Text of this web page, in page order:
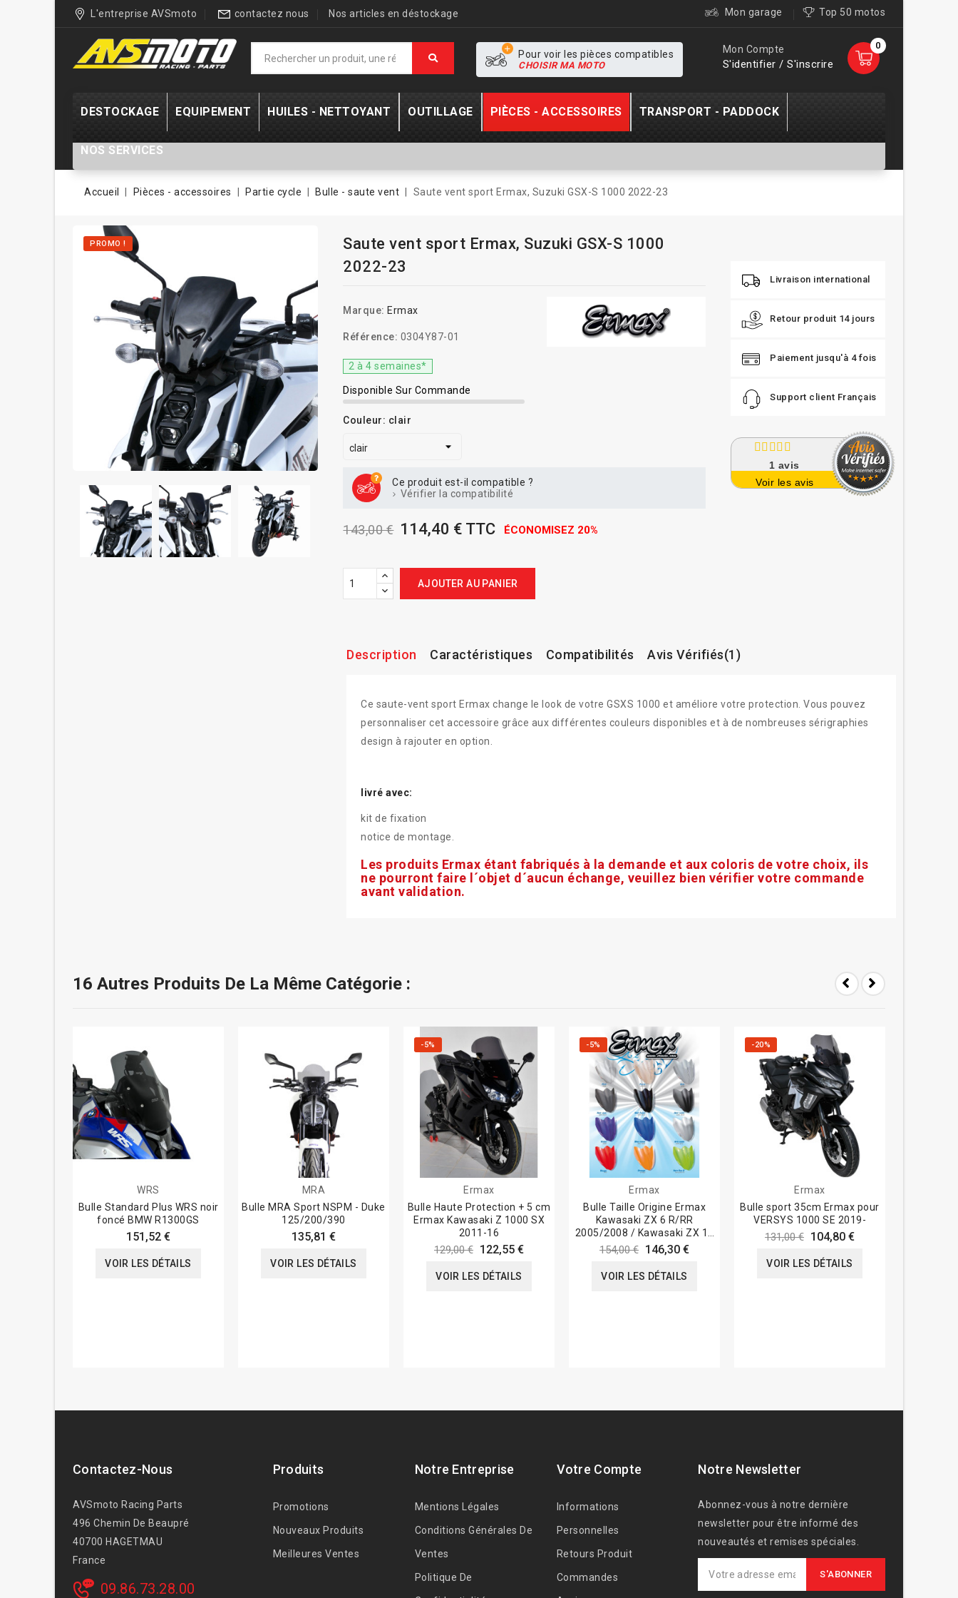
L'entreprise AVSmoto contactez nous Nos articles en déstockage Mon garage Top 50 motos
0
Mon Compte
S'identifier / S'inscrire
Pour voir les pièces compatibles
CHOISIR MA MOTO
DESTOCKAGE EQUIPEMENT HUILES - NETTOYANT OUTILLAGE PIÈCES - ACCESSOIRES TRANSPORT - PADDOCK
NOS SERVICES
Accueil Pièces - accessoires Partie cycle Bulle - saute vent Saute vent sport Ermax, Suzuki GSX-S 1000 2022-23
PROMO !
Saute vent sport Ermax, Suzuki GSX-S 1000
2022-23
Marque: Ermax
Référence: 0304Y87-01
2 à 4 semaines*
Disponible Sur Commande
Couleur: clair
Ce produit est-il compatible ?
Vérifier la compatibilité
143,00 € 114,40 € TTC ÉCONOMISEZ 20%
AJOUTER AU PANIER
Livraison international
Retour produit 14 jours
Paiement jusqu'à 4 fois
Support client Français
1 avis
Voir les avis
Description Caractéristiques Compatibilités Avis Vérifiés(1)
Ce saute-vent sport Ermax change le look de votre GSXS 1000 et améliore votre protection. Vous pouvez
personnaliser cet accessoire grâce aux différentes couleurs disponibles et à de nombreuses sérigraphies
design à rajouter en option.
livré avec:
kit de fixation
notice de montage.
Les produits Ermax étant fabriqués à la demande et aux coloris de votre choix, ils
ne pourront faire l´objet d´aucun échange, veuillez bien vérifier votre commande
avant validation.
16 Autres Produits De La Même Catégorie :
WRS
Bulle Standard Plus WRS noir
foncé BMW R1300GS
151,52 €
VOIR LES DÉTAILS
MRA
Bulle MRA Sport NSPM - Duke
125/200/390
135,81 €
VOIR LES DÉTAILS
-5%
Ermax
Bulle Haute Protection + 5 cm
Ermax Kawasaki Z 1000 SX
2011-16
129,00 € 122,55 €
VOIR LES DÉTAILS
-5%
Ermax
Bulle Taille Origine Ermax
Kawasaki ZX 6 R/RR
2005/2008 / Kawasaki ZX 10
R...
154,00 € 146,30 €
VOIR LES DÉTAILS
-20%
Ermax
Bulle sport 35cm Ermax pour
VERSYS 1000 SE 2019-
131,00 € 104,80 €
VOIR LES DÉTAILS
Contactez-Nous
AVSmoto Racing Parts
496 Chemin De Beaupré
40700 HAGETMAU
France
09.86.73.28.00
Produits
Promotions
Nouveaux Produits
Meilleures Ventes
Notre Entreprise
Mentions Légales
Conditions Générales De
Ventes
Politique De
Votre Compte
Informations
Personnelles
Retours Produit
Commandes
Notre Newsletter
Abonnez-vous à notre dernière
newsletter pour être informé des
nouveautés et remises spéciales.